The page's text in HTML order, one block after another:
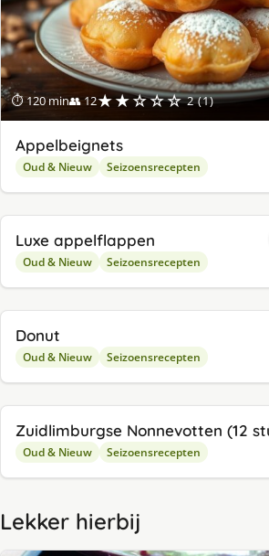
⏱ 120 min👥 12★★☆☆☆ 2 (1)
Appelbeignets
Oud & Nieuw Seizoensrecepten
⏱ 45 min👥 8★★★★☆ 4.01 (104)
Luxe appelflappen
Oud & Nieuw Seizoensrecepten
⏱ 120 min👥 25★★★★☆ 4.12 (17)
Donut
Oud & Nieuw Seizoensrecepten
⏱ 90 min👥 4★★★★☆ 3.83 (23)
Zuidlimburgse Nonnevotten (12
Oud & Nieuw Seizoensrecepten
Lekker hierbij